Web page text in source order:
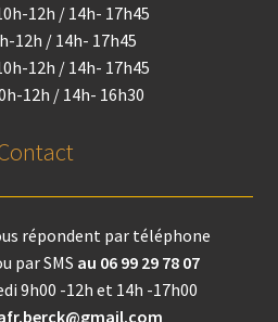
12h / 14h- 17h45
12h / 14h- 17h45
12h / 14h- 17h45
12h / 14h- 16h30
répondent par téléphone
par SMS au 06 99 29 78 07
9h00 -12h et 14h -17h00